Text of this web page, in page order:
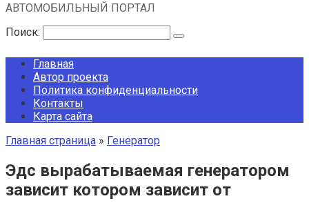
АВТОМОБИЛЬНЫЙ ПОРТАЛ
Поиск:
Главная
Автор проекта
Политика конфиденциальности
Контакты
Карта сайта
Главная страница » Генератор
Эдс вырабатываемая генератором
зависит котором зависит от